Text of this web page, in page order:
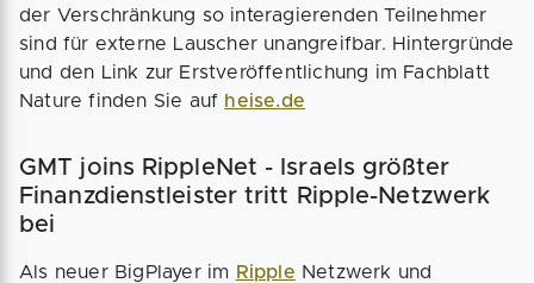
der Verschränkung so interagierenden Teilnehmer
sind für externe Lauscher unangreifbar. Hintergründe
und den Link zur Erstveröffentlichung im Fachblatt
Nature finden Sie auf heise.de
GMT joins RippleNet - Israels größter
Finanzdienstleister tritt Ripple-Netzwerk
bei
Als neuer BigPlayer im Ripple Netzwerk und